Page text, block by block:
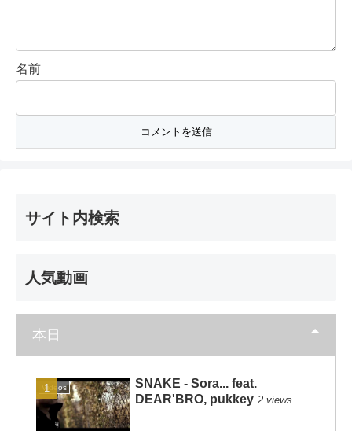
名前
サイト内検索
人気動画
本日
Videos
SNAKE - Sora... feat.
DEAR'BRO, pukkey 2 views